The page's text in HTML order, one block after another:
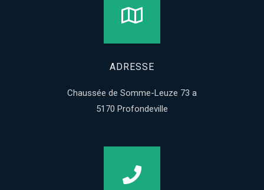
ADRESSE
Chaussée de Somme-Leuze 73 a
5170 Profondeville